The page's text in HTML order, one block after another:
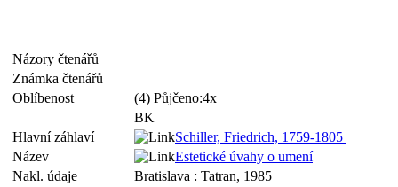
Názory čtenářů
Známka čtenářů
Oblíbenost
(4) Půjčeno:4x
BK
Hlavní záhlaví
Schiller, Friedrich, 1759-1805
Název
Estetické úvahy o umení
Nakl. údaje
Bratislava : Tatran, 1985